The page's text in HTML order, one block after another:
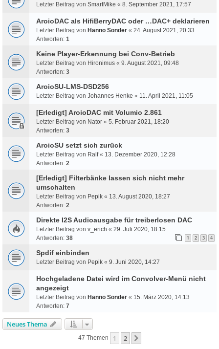
Letzter Beitrag von SmartMike « 8. September 2021, 17:57
AroioDAC als HifiBerryDAC oder …DAC+ deklarieren
Letzter Beitrag von Hanno Sonder « 24. August 2021, 20:33
Antworten: 1
Keine Player-Erkennung bei Conv-Betrieb
Letzter Beitrag von Hironimus « 9. August 2021, 09:48
Antworten: 3
AroioSU-LMS-DSD256
Letzter Beitrag von Johannes Henke « 11. April 2021, 11:05
[Erledigt] AroioDAC mit Volumio 2.861
Letzter Beitrag von Nator « 5. Februar 2021, 18:20
Antworten: 3
AroioSU setzt sich zurück
Letzter Beitrag von Ralf« 13. Dezember 2020, 12:28
Antworten: 2
[Erledigt] Filterbänke lassen sich nicht mehr
umschalten
Letzter Beitrag von Pepik « 13. August 2020, 18:27
Antworten: 2
Direkte I2S Audioausgabe für treiberlosen DAC
Letzter Beitrag von v_erich « 29. Juli 2020, 18:15
Antworten: 38 1 2 3 4
Spdif einbinden
Letzter Beitrag von Pepik « 9. Juni 2020, 14:27
Hochgeladene Datei wird im Convolver-Menü nicht
angezeigt
Letzter Beitrag von Hanno Sonder « 15. März 2020, 14:13
Antworten: 7
Neues Thema
47 Themen 1 2